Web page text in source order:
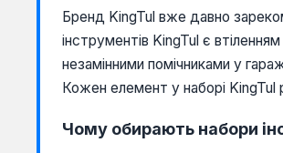
Бренд KingTul вже давно
інструментів KingTul є
незамінними помічниками у
Кожен елемент у наборі KingTul
Чому обирають набори